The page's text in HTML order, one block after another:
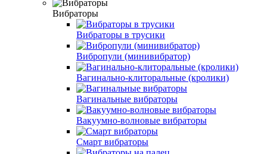
Вибраторы
Вибраторы в трусики
Вибропули (минивибратор)
Вагинально-клиторальные (кролики)
Вагинальные вибраторы
Вакуумно-волновые вибраторы
Смарт вибраторы